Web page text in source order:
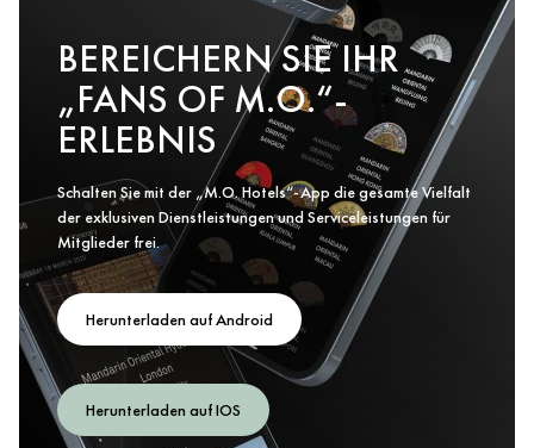
BEREICHERN SIE IHR
„FANS OF M.O.“-
ERLEBNIS
Schalten Sie mit der „M.O. Hotels“-App die gesamte Vielfalt
der exklusiven Dienstleistungen und Serviceleistungen für
Mitglieder frei.
Herunterladen auf Android
Herunterladen auf IOS